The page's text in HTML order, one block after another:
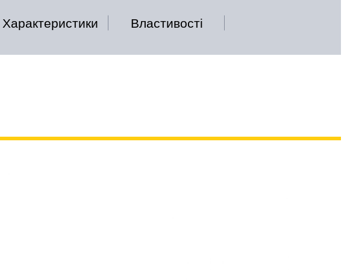
Характеристики Властивості